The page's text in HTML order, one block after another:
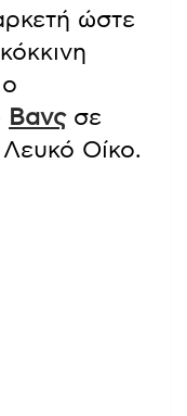
ώστε
Βανςσε
Οίκο.